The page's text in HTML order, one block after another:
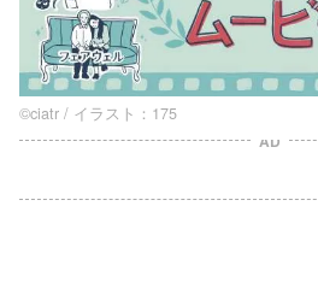
©ciatr / イラスト：175
AD